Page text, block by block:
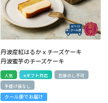
丹波産紅はるかｘチーズケーキ
丹波蜜芋のチーズケーキ
人気 eギフト対応
包装のし不可
手提げ袋なし
クール便でお届け